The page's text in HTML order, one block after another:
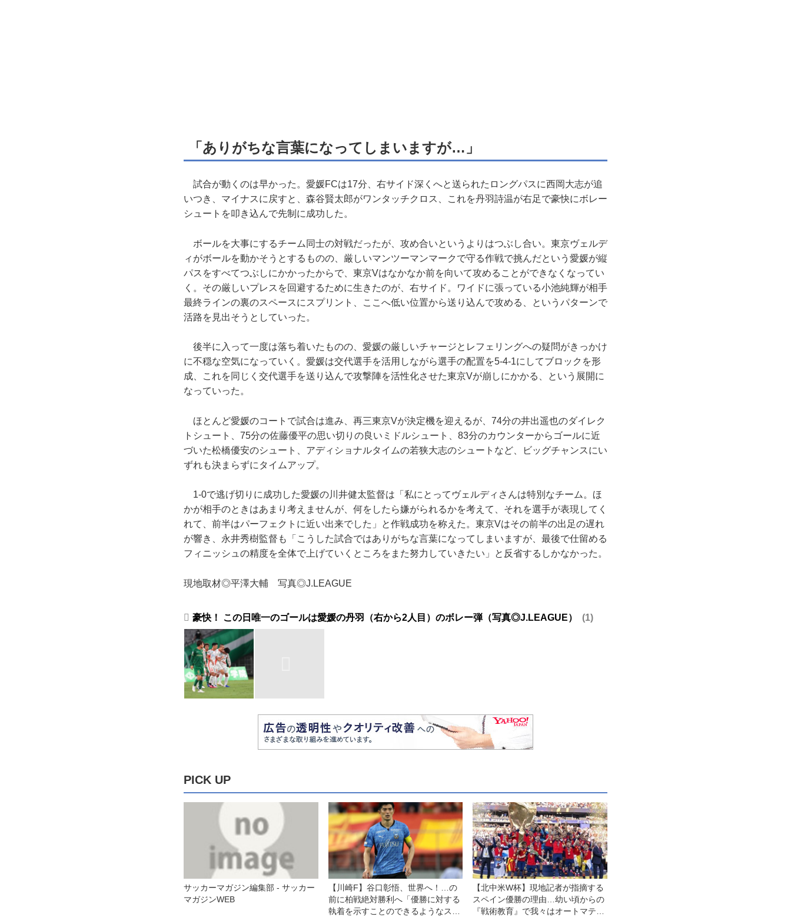
「ありがちな言葉になってしまいますが…」
試合が動くのは早かった。愛媛FCは17分、右サイド深くへと送られたロングパスに西岡大志が追
いつき、マイナスに戻すと、森谷賢太郎がワンタッチクロス、これを丹羽詩温が右足で豪快にボレー
シュートを叩き込んで先制に成功した。
ボールを大事にするチーム同士の対戦だったが、攻め合いというよりはつぶし合い。東京ヴェルデ
ィがボールを動かそうとするものの、厳しいマンツーマンマークで守る作戦で挑んだという愛媛が縦
パスをすべてつぶしにかかったからで、東京Vはなかなか前を向いて攻めることができなくなってい
く。その厳しいプレスを回避するために生きたのが、右サイド。ワイドに張っている小池純輝が相手
最終ラインの裏のスペースにスプリント、ここへ低い位置から送り込んで攻める、というパターンで
活路を見出そうとしていった。
後半に入って一度は落ち着いたものの、愛媛の厳しいチャージとレフェリングへの疑問がきっかけ
に不穏な空気になっていく。愛媛は交代選手を活用しながら選手の配置を5-4-1にしてブロックを形
成、これを同じく交代選手を送り込んで攻撃陣を活性化させた東京Vが崩しにかかる、という展開に
なっていった。
ほとんど愛媛のコートで試合は進み、再三東京Vが決定機を迎えるが、74分の井出遥也のダイレク
トシュート、75分の佐藤優平の思い切りの良いミドルシュート、83分のカウンターからゴールに近
づいた松橋優安のシュート、アディショナルタイムの若狭大志のシュートなど、ビッグチャンスにい
ずれも決まらずにタイムアップ。
1-0で逃げ切りに成功した愛媛の川井健太監督は「私にとってヴェルディさんは特別なチーム。ほ
かが相手のときはあまり考えませんが、何をしたら嫌がられるかを考えて、それを選手が表現してく
れて、前半はパーフェクトに近い出来でした」と作戦成功を称えた。東京Vはその前半の出足の遅れ
が響き、永井秀樹監督も「こうした試合ではありがちな言葉になってしまいますが、最後で仕留める
フィニッシュの精度を全体で上げていくところをまた努力していきたい」と反省するしかなかった。
現地取材◎平澤大輔 写真◎J.LEAGUE
豪快！ この日唯一のゴールは愛媛の丹羽（右から2人目）のボレー弾（写真◎J.LEAGUE） 1
PICK UP
サッカーマガジン編集部 - サッカー
マガジンWEB
【川崎F】谷口彰悟、世界へ！…の
前に柏戦絶対勝利へ「優勝に対する
執着を示すことのできるようなスタ
【北中米W杯】現地記者が指摘する
スペイン優勝の理由…幼い頃からの
『戦術教育』で我々はオートマティ